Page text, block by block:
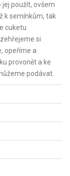
použít, ovšem
k semínkům, tak
cuketu
si
opeříme a
provonět a ke
podávat.